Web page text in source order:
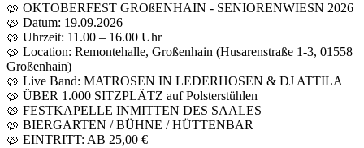
🥨 OKTOBERFEST GROßENHAIN - SENIORENWIESN 2026
🥨 Datum: 19.09.2026
🥨 Uhrzeit: 11.00 – 16.00 Uhr
🥨 Location: Remontehalle, Großenhain (Husarenstraße 1-3, 01558
Großenhain)
🥨 Live Band: MATROSEN IN LEDERHOSEN & DJ ATTILA
🥨 ÜBER 1.000 SITZPLÄTZ auf Polsterstühlen
🥨 FESTKAPELLE INMITTEN DES SAALES
🥨 BIERGARTEN / BÜHNE / HÜTTENBAR
🥨 EINTRITT: AB 25,00 €